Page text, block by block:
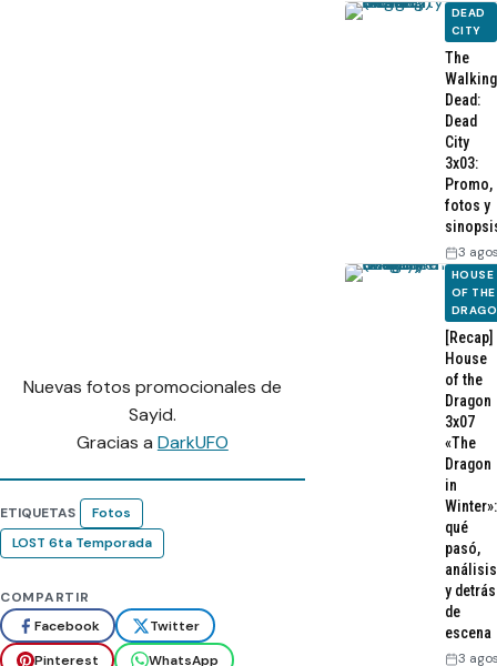
Nuevas fotos promocionales de
Sayid.
Gracias a DarkUFO
ETIQUETAS
Fotos
LOST 6ta Temporada
COMPARTIR
Facebook
Twitter
Pinterest
WhatsApp
DEAD
CITY
The
Walking
Dead:
Dead
City
3x03:
Promo,
fotos y
3
HOUSE
OF THE
[Recap]
House
of the
Dragon
3x07
«The
Dragon
in
Winter»:
qué
pasó,
análisis
y detrás
de
escena
3